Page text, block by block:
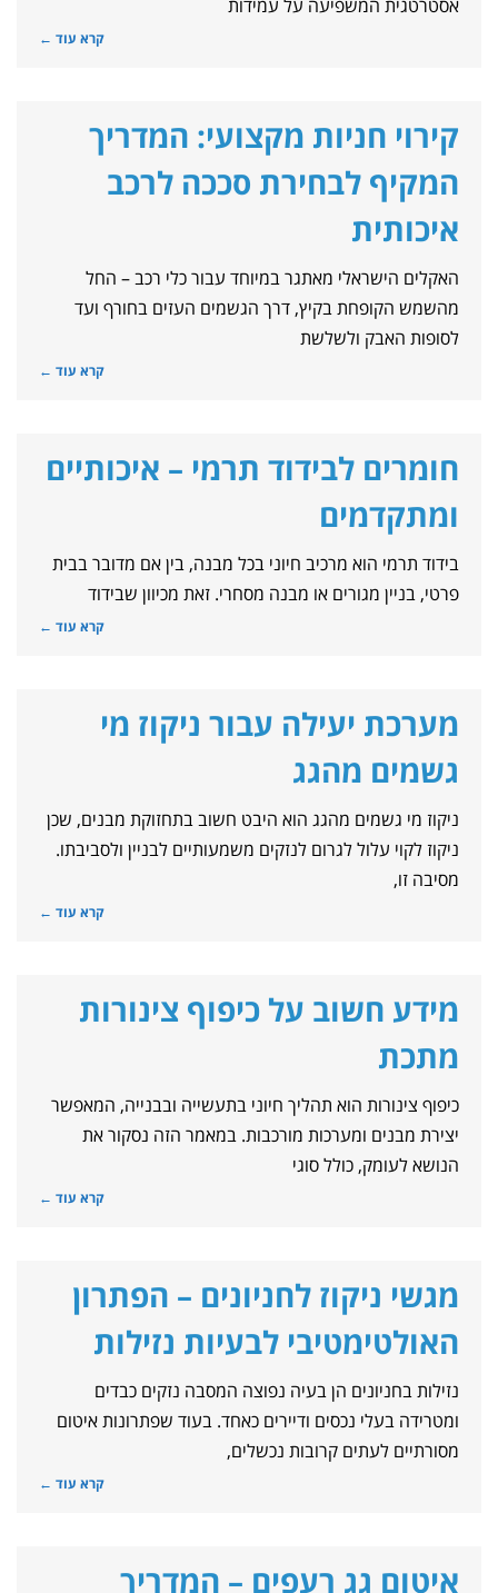
אסטרטגית המשפיעה על עמידות
קרא עוד ←
קירוי חניות מקצועי: המדריך
המקיף לבחירת סככה לרכב
איכותית
האקלים הישראלי מאתגר במיוחד עבור כלי רכב – החל
מהשמש הקופחת בקיץ, דרך הגשמים העזים בחורף ועד
לסופות האבק ולשלשת
קרא עוד ←
חומרים לבידוד תרמי – איכותיים
ומתקדמים
בידוד תרמי הוא מרכיב חיוני בכל מבנה, בין אם מדובר בבית
פרטי, בניין מגורים או מבנה מסחרי. זאת מכיוון שבידוד
קרא עוד ←
מערכת יעילה עבור ניקוז מי
גשמים מהגג
ניקוז מי גשמים מהגג הוא היבט חשוב בתחזוקת מבנים, שכן
ניקוז לקוי עלול לגרום לנזקים משמעותיים לבניין ולסביבתו.
מסיבה זו,
קרא עוד ←
מידע חשוב על כיפוף צינורות
מתכת
כיפוף צינורות הוא תהליך חיוני בתעשייה ובבנייה, המאפשר
יצירת מבנים ומערכות מורכבות. במאמר הזה נסקור את
הנושא לעומק, כולל סוגי
קרא עוד ←
מגשי ניקוז לחניונים – הפתרון
האולטימטיבי לבעיות נזילות
נזילות בחניונים הן בעיה נפוצה המסבה נזקים כבדים
ומטרידה בעלי נכסים ודיירים כאחד. בעוד שפתרונות איטום
מסורתיים לעתים קרובות נכשלים,
קרא עוד ←
איטום גג רעפים – המדריך